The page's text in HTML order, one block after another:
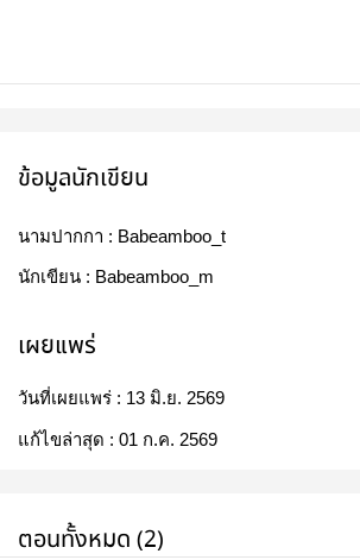
ข้อมูลนักเขียน
นามปากกา : Babeamboo_t
นักเขียน : Babeamboo_m
เผยแพร่
วันที่เผยแพร่ : 13 มิ.ย. 2569
แก้ไขล่าสุด : 01 ก.ค. 2569
ตอนทั้งหมด (2)